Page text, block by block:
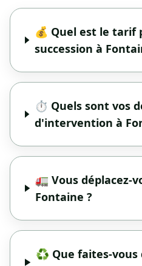
💰 Quel est le tarif
succession à
⏱️ Quels sont vos
d'intervention à
🚛 Vous déplacez-
Fontaine ?
♻️ Que faites-vous